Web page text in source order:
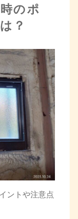
のポ
？
ントや注意点